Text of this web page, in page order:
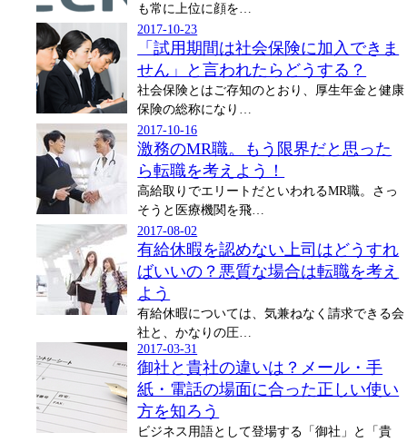
も常に上位に顔を…
2017-10-23
「試用期間は社会保険に加入できま
せん」と言われたらどうする？
社会保険とはご存知のとおり、厚生年金と健康
保険の総称になり…
2017-10-16
激務のMR職。もう限界だと思った
ら転職を考えよう！
高給取りでエリートだといわれるMR職。さっ
そうと医療機関を飛…
2017-08-02
有給休暇を認めない上司はどうすれ
ばいいの？悪質な場合は転職を考え
よう
有給休暇については、気兼ねなく請求できる会
社と、かなりの圧…
2017-03-31
御社と貴社の違いは？メール・手
紙・電話の場面に合った正しい使い
方を知ろう
ビジネス用語として登場する「御社」と「貴